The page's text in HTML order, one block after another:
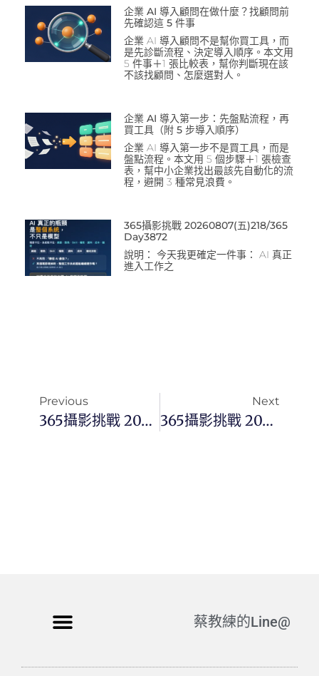
企業 AI 導入顧問在做什麼？找顧問前
先確認這 5 件事
企業 AI 導入顧問不是幫你買工具，而
是先診斷流程、決定導入順序。本文用
5 件事＋1 張比較表，幫你判斷現在該
不該找顧問、怎麼選對人。
企業 AI 導入第一步：先盤點流程，再
買工具（附 5 步導入順序）
企業 AI 導入第一步不是買工具，而是
盤點流程。本文用 5 個步驟＋1 張檢查
表，幫中小企業找出最該先自動化的流
程，避開 3 種常見浪費。
365攝影挑戰 20260807(五)218/365
Day3872
說明： 今天我更確定一件事： AI 真正
進入工作之
Previous
365攝影挑戰 20250922(一)265/365 Day3534
Next
365攝影挑戰 20250924(三)267/365 Day3536
蔡教練的Line@